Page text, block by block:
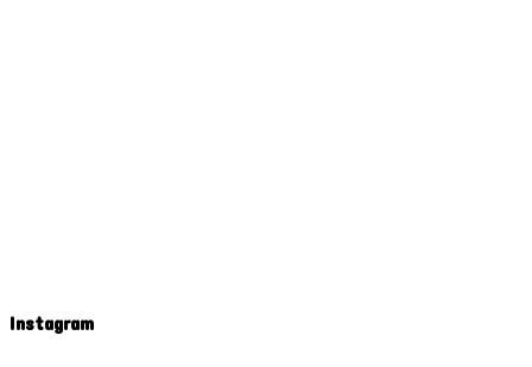
Instagram